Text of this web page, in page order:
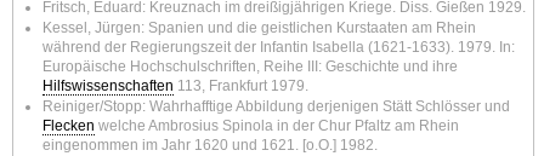
Fritsch, Eduard: Kreuznach im dreißigjährigen Kriege. Diss. Gießen 1929.
Kessel, Jürgen: Spanien und die geistlichen Kurstaaten am Rhein
während der Regierungszeit der Infantin Isabella (1621-1633). 1979. In:
Europäische Hochschulschriften, Reihe III: Geschichte und ihre
Hilfswissenschaften 113, Frankfurt 1979.
Reiniger/Stopp: Wahrhafftige Abbildung derjenigen Stätt Schlösser und
Flecken welche Ambrosius Spinola in der Chur Pfaltz am Rhein
eingenommen im Jahr 1620 und 1621. [o.O.] 1982.